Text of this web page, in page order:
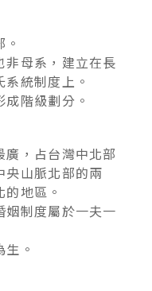
母系，建立在長
統制度上。
階級劃分。
，占台灣中北部
央山脈北部的兩
地區。
制度屬於一夫一
。